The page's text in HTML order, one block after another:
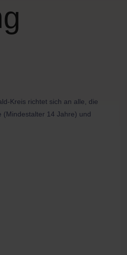
Kreis richtet sich an alle, die
(Mindestalter 14 Jahre) und